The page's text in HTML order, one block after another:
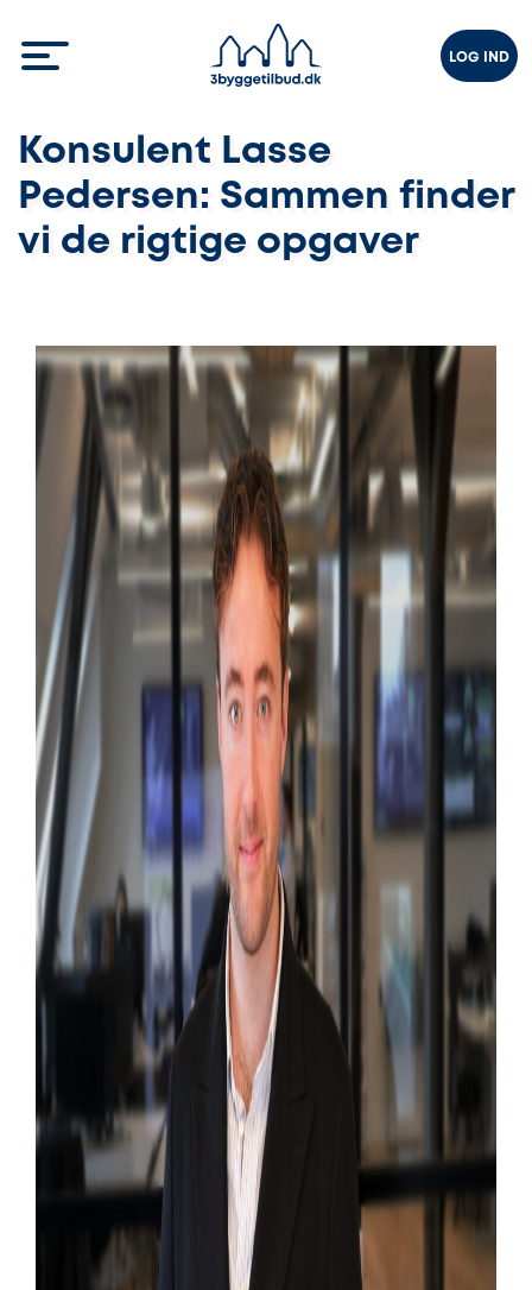
LOG IND
Konsulent Lasse
Pedersen: Sammen finder
vi de rigtige opgaver